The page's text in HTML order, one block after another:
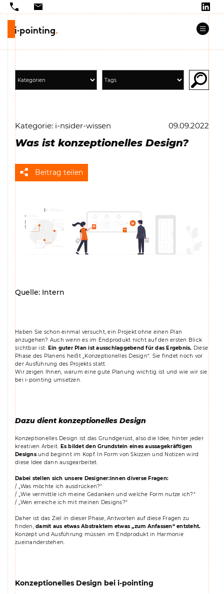
Kategorie: i-nsider-wissen 09.09.2022
Was ist konzeptionelles Design?
Beitrag teilen
Quelle: Intern
Haben Sie schon einmal versucht, ein Projekt ohne einen Plan
anzugehen? Auch wenn es im Endprodukt nicht auf den ersten Blick
sichtbar ist: Ein guter Plan ist ausschlaggebend für das Ergebnis. Diese
Phase des Planens heißt „Konzeptionelles Design“. Sie findet noch vor
der Ausführung des Projekts statt.
Wir zeigen Ihnen, warum eine gute Planung wichtig ist und wie wir sie
bei i-pointing umsetzen.
Dazu dient konzeptionelles Design
Konzeptionelles Design ist das Grundgerüst, also die Idee, hinter jeder
kreativen Arbeit. Es bildet den Grundstein eines aussagekräftigen
Designsund beginnt im Kopf. In Form von Skizzen und Notizen wird
diese Idee dann ausgearbeitet.
Dabei stellen sich unsere Designer:innen diverse Fragen:
/ „Was möchte ich ausdrücken?“
/ „Wie vermittle ich meine Gedanken und welche Form nutze ich?“
/ „Wen erreiche ich mit meinen Designs?“
Daher ist das Ziel in dieser Phase, Antworten auf diese Fragen zu
finden, damit aus etwas Abstraktem etwas „zum Anfassen“ entsteht.
Konzept und Ausführung müssen im Endprodukt in Harmonie
zueinanderstehen.
Konzeptionelles Design bei i-pointing